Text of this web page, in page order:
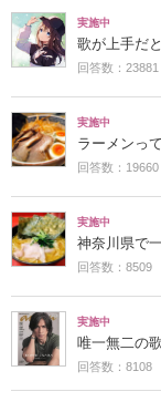
実施中
歌が上手だ
回答数：23881
実施中
ラーメンっ
回答数：19660
実施中
神奈川県で
回答数：8509
実施中
唯一無二の
回答数：8108